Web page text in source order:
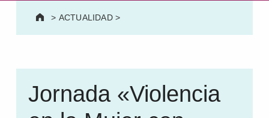
> ACTUALIDAD>
Jornada «Violencia